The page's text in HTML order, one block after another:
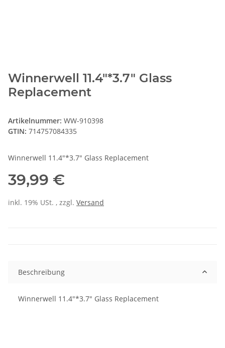
Winnerwell 11.4"*3.7" Glass
Replacement
Artikelnummer: WW-910398
GTIN: 714757084335
Winnerwell 11.4"*3.7" Glass Replacement
39,99 €
inkl. 19% USt. , zzgl. Versand
Beschreibung
Winnerwell 11.4"*3.7" Glass Replacement